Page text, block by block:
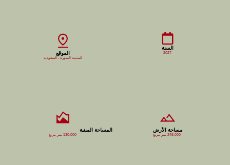
السنة
2027 الموقع
المدينة المنورة ، السعودية
مساحة الأرض المساحة المبنية
130,000 متر مربع